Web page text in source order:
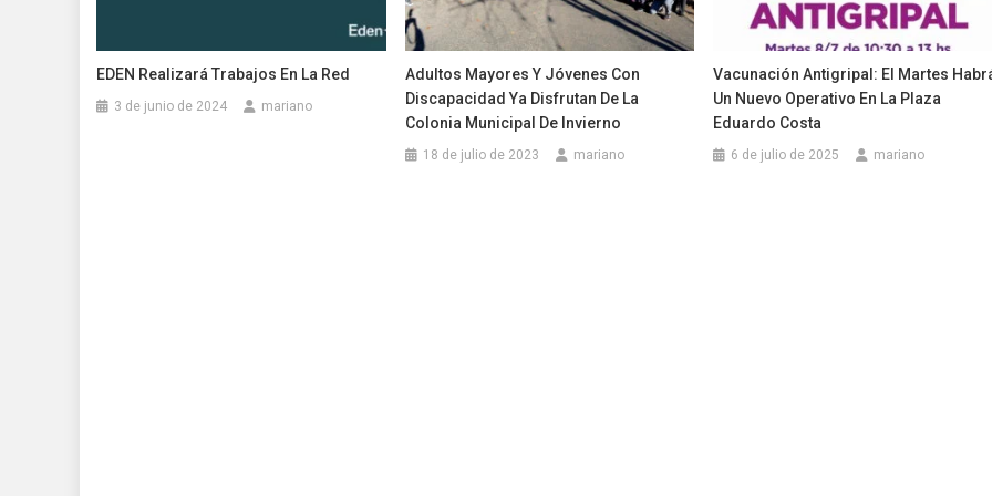
EDEN Realizará Trabajos En La Red
3 de junio de 2024 mariano
Adultos Mayores Y Jóvenes Con
Discapacidad Ya Disfrutan De La
Colonia Municipal De Invierno
18 de julio de 2023 mariano
Vacunación Antigripal: El Martes
Un Nuevo Operativo En La Plaza
Eduardo Costa
6 de julio de 2025 mariano